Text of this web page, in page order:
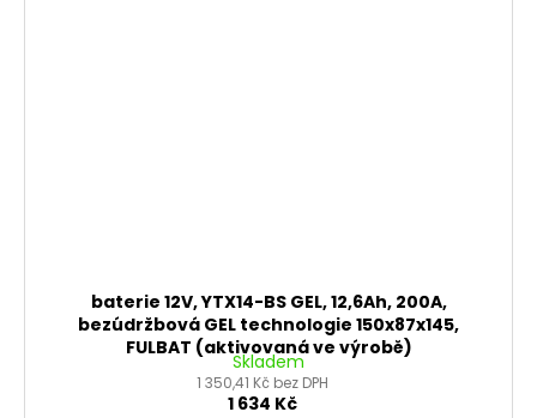
baterie 12V, YTX14-BS GEL, 12,6Ah, 200A,
bezúdržbová GEL technologie 150x87x145,
FULBAT (aktivovaná ve výrobě)
Skladem
1 350,41 Kč bez DPH
1 634 Kč